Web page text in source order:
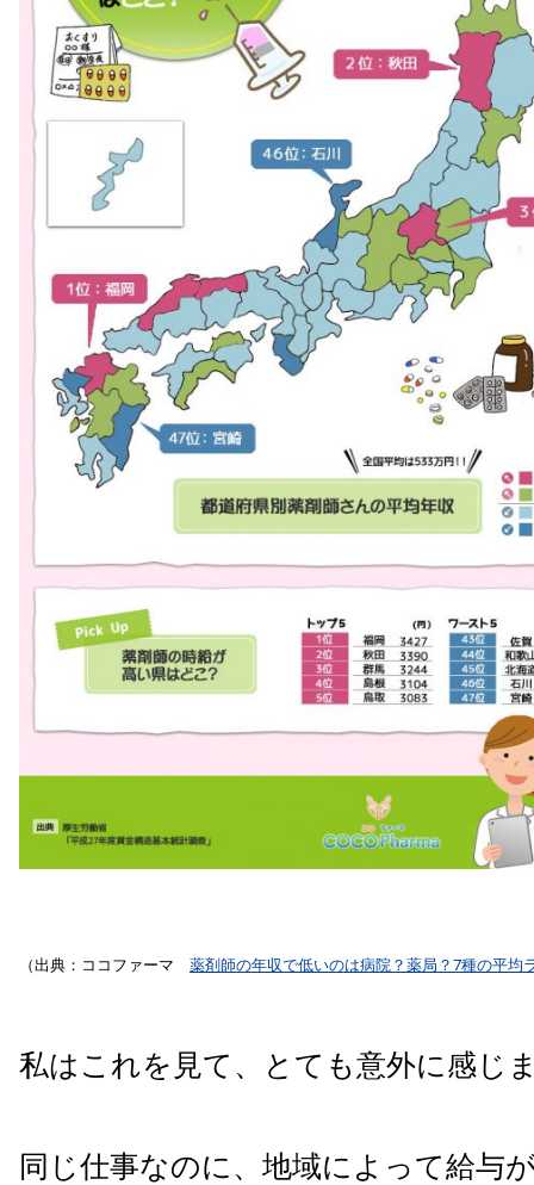
（出典：ココファーマ 薬剤師の年収で低いのは病院？薬局？7種の平均
私はこれを見て、とても意外に感じ
同じ仕事なのに、地域によって給与